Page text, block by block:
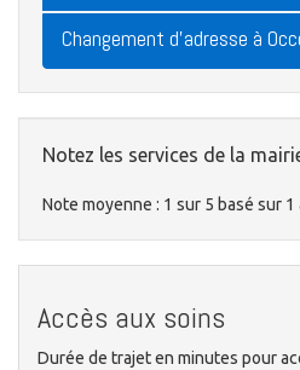
Changement d'adresse à
Notez les services de la
Note moyenne : 1 sur 5 basé sur 1
Accès aux soins
Durée de trajet en minutes pour